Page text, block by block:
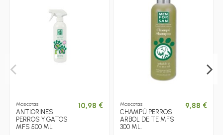
Mascotas
ANTIORINES
PERROS Y GATOS
MFS 500 ML
10,98 € Mascotas
CHAMPÚ PERROS
ARBOL DE TE MFS
300 ML.
9,88 €